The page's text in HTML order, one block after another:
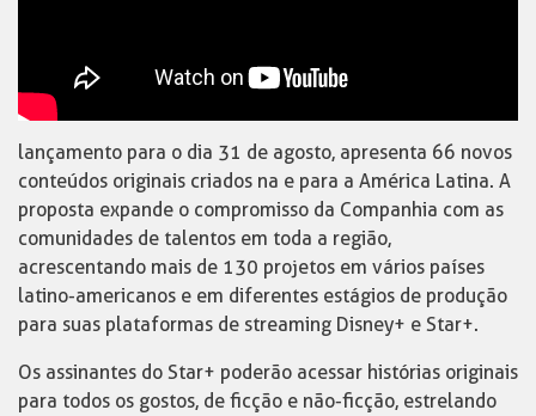
lançamento para o dia 31 de agosto, apresenta 66 novos
conteúdos originais criados na e para a América Latina. A
proposta expande o compromisso da Companhia com as
comunidades de talentos em toda a região,
acrescentando mais de 130 projetos em vários países
latino-americanos e em diferentes estágios de produção
para suas plataformas de streaming Disney+ e Star+.
Os assinantes do Star+ poderão acessar histórias originais
para todos os gostos, de ficção e não-ficção, estrelando